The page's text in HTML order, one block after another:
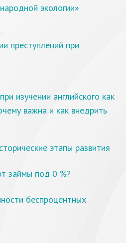
экологии»
преступлений при
изучении английского как
важна и как внедрить
этапы развития
займы под 0 %?
беспроцентных